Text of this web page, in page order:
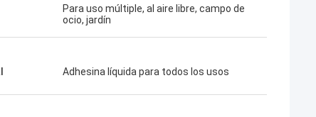
Para uso múltiple, al aire libre, campo de
ocio, jardín
Adhesina líquida para todos los usos